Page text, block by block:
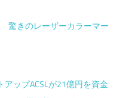
驚きのレーザーカラーマー
ップACSLが21億円を資金